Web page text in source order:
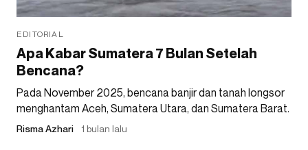
EDITORIAL
Apa Kabar Sumatera 7 Bulan Setelah
Bencana?
Pada November 2025, bencana banjir dan tanah longsor
menghantam Aceh, Sumatera Utara, dan Sumatera Barat.
Risma Azhari 1 bulan lalu